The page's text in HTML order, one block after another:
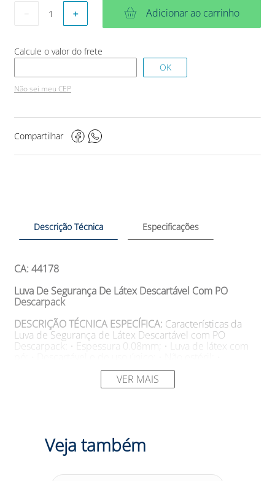
＋ Adicionar ao carrinho
Não sei meu CEP
Compartilhar
Descrição Técnica Especificações
CA: 44178
Luva De Segurança De Látex Descartável Com PO
Descarpack
DESCRIÇÃO TÉCNICA ESPECÍFICA: Características da
Luva de Segurança de Látex Descartável com PO
Descarpack: • Espessura 0.08mm; • Luva de látex com
Aprovada pelo INMETRO.
SUGESTÕES DE USOAplicações da Luva de Segurança
trato de animais (banho e tosa), área alimentícia, estética,
limpeza, etc; • Luva para uso não médico.
VER MAIS
Veja também